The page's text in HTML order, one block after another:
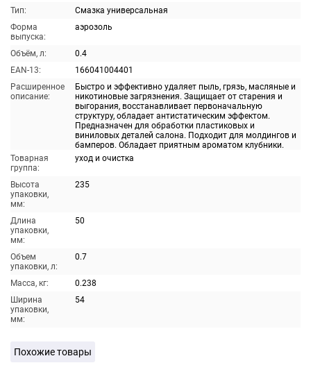
Тип:
Смазка универсальная
Форма
выпуска:
аэрозоль
Объём, л:
0.4
EAN-13:
166041004401
Расширенное
описание:
Быстро и эффективно удаляет пыль, грязь, масляные и
никотиновые загрязнения. Защищает от старения и
выгорания, восстанавливает первоначальную
структуру, обладает антистатическим эффектом.
Предназначен для обработки пластиковых и
виниловых деталей салона. Подходит для молдингов и
бамперов. Обладает приятным ароматом клубники.
Товарная
группа:
уход и очистка
Высота
упаковки,
мм:
235
Длина
упаковки,
мм:
50
Объем
упаковки, л:
0.7
Масса, кг:
0.238
Ширина
упаковки,
мм:
54
Похожие товары